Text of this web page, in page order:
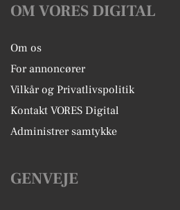
OM VORES DIGITAL
Om os
For annoncører
Vilkår og Privatlivspolitik
Kontakt VORES Digital
Administrer samtykke
GENVEJE